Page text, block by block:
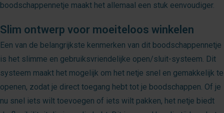
boodschappennetje maakt het allemaal een stuk eenvoudiger.
Slim ontwerp voor moeiteloos winkelen
Een van de belangrijkste kenmerken van dit boodschappennetje
is het slimme en gebruiksvriendelijke open/sluit-systeem. Dit
systeem maakt het mogelijk om het netje snel en gemakkelijk te
openen, zodat je direct toegang hebt tot je boodschappen. Of je
nu snel iets wilt toevoegen of iets wilt pakken, het netje biedt